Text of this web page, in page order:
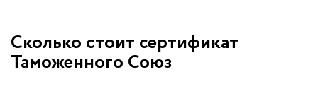
Сколько стоит сертификат
Таможенного Союз